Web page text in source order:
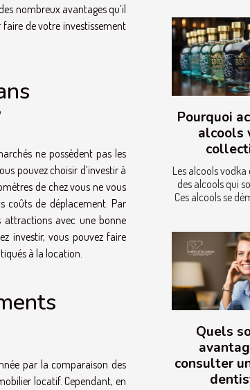
nombreux avantages qu’il
faire de votre investissement
ne possèdent pas les
pouvez choisir d’investir à
de chez vous ne vous
coûts de déplacement. Par
attractions avec une bonne
investir, vous pouvez faire
à la location.
par la comparaison des
locatif. Cependant, en
Pourquoi
alcools
Les alcools
des alcools qui
Ces alcools se
Quels
consulter